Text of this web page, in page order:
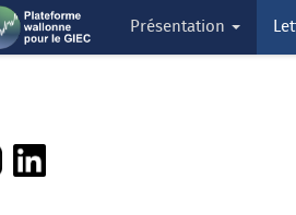
Présentation